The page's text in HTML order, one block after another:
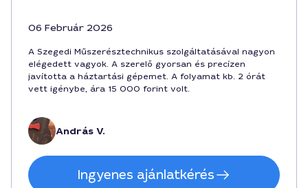
06 Február 2026
A Szegedi Műszerésztechnikus szolgáltatásával nagyon
elégedett vagyok. A szerelő gyorsan és precízen
javította a háztartási gépemet. A folyamat kb. 2 órát
vett igénybe, ára 15 000 forint volt.
András V.
Ingyenes ajánlatkérés